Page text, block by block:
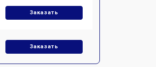
Заказать
Заказать